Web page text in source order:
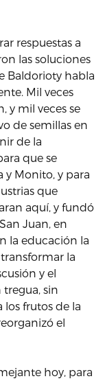
respuestas a
las soluciones
Baldorioty habla
Mil veces
y mil veces se
de semillas en
de la
que se
y Monito, y para
que
aquí, y fundó
Juan, en
la educación la
la
y el
tregua, sin
los frutos de la
el
hoy, para